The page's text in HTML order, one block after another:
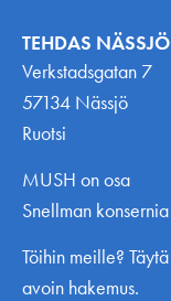
TEHDAS NÄSSJÖ
Verkstadsgatan 7
57134 Nässjö
Ruotsi
MUSH on osa
Snellman konsernia
Töihin meille? Täytä
avoin hakemus.